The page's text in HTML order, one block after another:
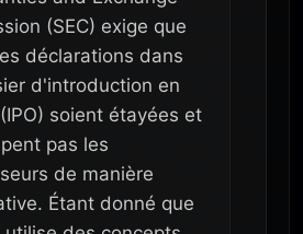
(SEC) exige que
déclarations dans
d'introduction en
soient étayées et
pas les
de manière
Étant donné que